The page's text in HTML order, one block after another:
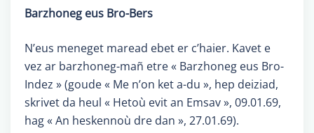
Barzhoneg eus Bro-Bers
N’eus meneget maread ebet er c’haier. Kavet e
vez ar barzhoneg-mañ etre « Barzhoneg eus Bro-
Indez » (goude « Me n’on ket a-du », hep deiziad,
skrivet da heul « Hetoù evit an Emsav », 09.01.69,
hag « An heskennoù dre dan », 27.01.69).